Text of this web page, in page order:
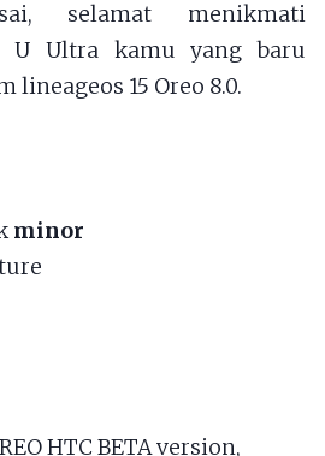
selamat menikmati
U Ultra kamu yang baru
lineageos 15 Oreo 8.0.
minor
HTC BETA version,